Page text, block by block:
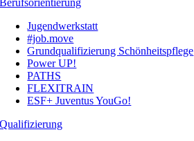
Berufsorientierung
Jugendwerkstatt
#job.move
Grundqualifizierung Schönheitspflege
Power UP!
PATHS
FLEXITRAIN
ESF+ Juventus YouGo!
Qualifizierung